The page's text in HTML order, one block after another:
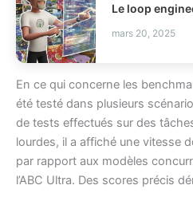
mars 20, 2025
En ce qui concerne les
été testé dans plusieurs
de tests effectués sur des
lourdes, il a affiché une vitesse
par rapport aux modèles
l’ABC Ultra. Des scores précis